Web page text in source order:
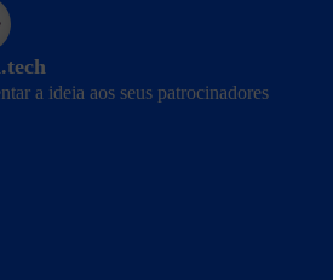
a ideia aos seus patrocinadores